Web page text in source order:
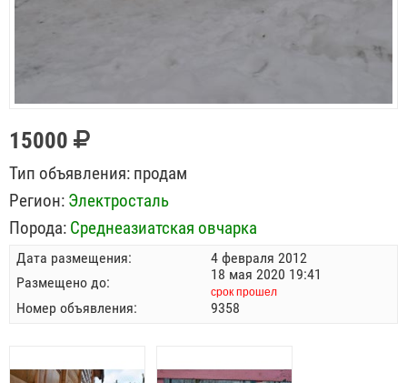
15000
Тип объявления: продам
Регион: Электросталь
Порода: Среднеазиатская овчарка
Дата размещения:
4 февраля 2012
Размещено до:
18 мая 2020 19:41
срок прошел
Номер объявления: 9358